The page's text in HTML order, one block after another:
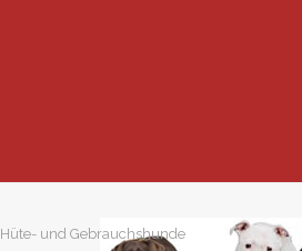
Hüte- und Gebrauchshunde